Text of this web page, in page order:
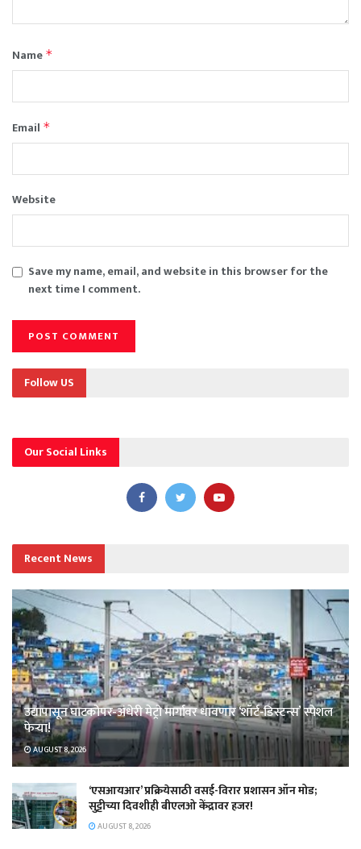
Name *
Email *
Website
Save my name, email, and website in this browser for the
next time I comment.
Follow US
Our Social Links
Recent News
उद्यापासून घाटकोपर-अंधेरी मेट्रो मार्गावर धावणार ‘शॉर्ट-डिस्टन्स’ स्पेशल
फेऱ्या!
AUGUST 8, 2026
‘एसआयआर’ प्रक्रियेसाठी वसई-विरार प्रशासन ऑन मोड;
सुट्टीच्या दिवशीही बीएलओ केंद्रावर हजर!
AUGUST 8, 2026